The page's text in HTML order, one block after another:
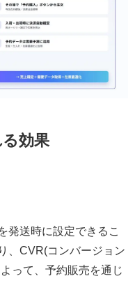
効果
発送時に設定できるこ
、CVR(コンバージョン
って、予約販売を通じ